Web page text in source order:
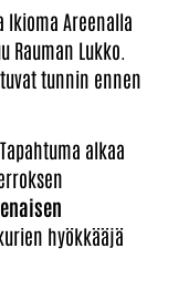
Areenalla
Lukko.
tunnin ennen
Tapahtuma alkaa
hyökkääjä